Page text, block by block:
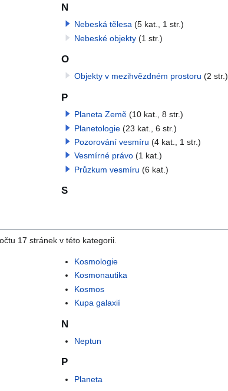
N
Nebeská tělesa (5 kat., 1 str.)
Nebeské objekty (1 str.)
O
Objekty v mezihvězdném prostoru (2 str.)
P
Planeta Země (10 kat., 8 str.)
Planetologie (23 kat., 6 str.)
Pozorování vesmíru (4 kat., 1 str.)
Vesmírné právo (1 kat.)
Průzkum vesmíru (6 kat.)
S
17 stránek v této kategorii.
Kosmologie
Kosmonautika
Kosmos
Kupa galaxií
N
Neptun
P
Planeta